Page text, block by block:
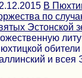
В
по
Эстонской
и всея